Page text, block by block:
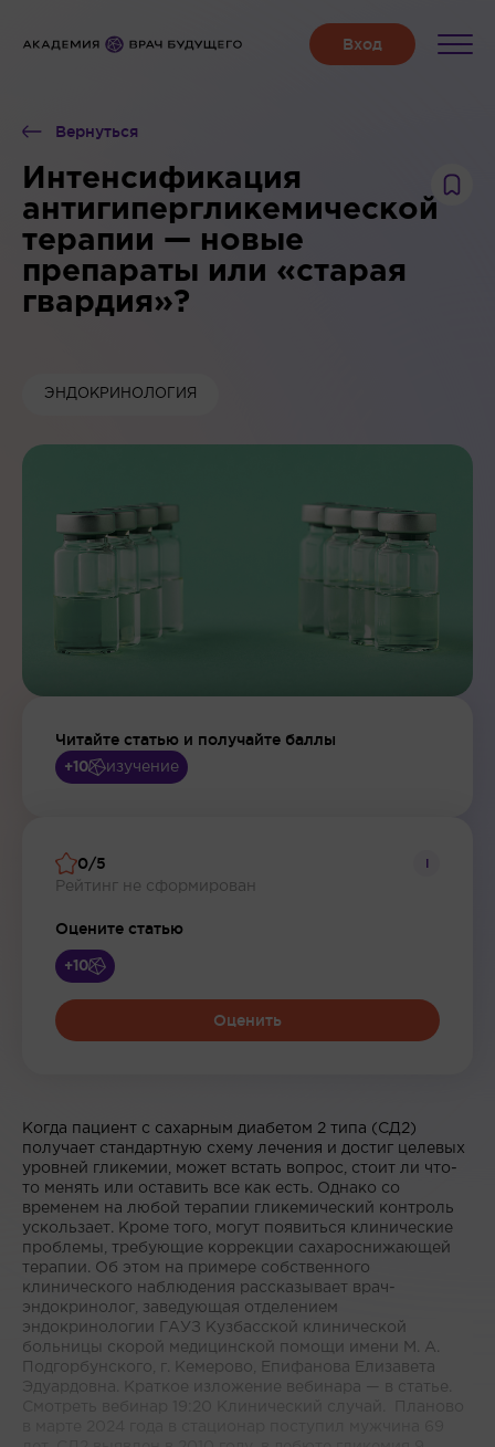
Вернуться
Интенсификация
антигипергликемической
терапии — новые
препараты или «старая
гвардия»?
ЭНДОКРИНОЛОГИЯ
Читайте статью и получайте баллы
+10 изучение
0/5
Рейтинг не сформирован
i
Оцените статью
+10
Оценить
Когда пациент с сахарным диабетом 2 типа (СД2)
получает стандартную схему лечения и достиг целевых
уровней гликемии, может встать вопрос, стоит ли что-
то менять или оставить все как есть. Однако со
временем на любой терапии гликемический контроль
ускользает. Кроме того, могут появиться клинические
проблемы, требующие коррекции сахароснижающей
терапии. Об этом на примере собственного
клинического наблюдения рассказывает врач-
эндокринолог, заведующая отделением
эндокринологии ГАУЗ Кузбасской клинической
больницы скорой медицинской помощи имени М. А.
Подгорбунского, г. Кемерово, Епифанова Елизавета
Эдуардовна. Краткое изложение вебинара — в статье.